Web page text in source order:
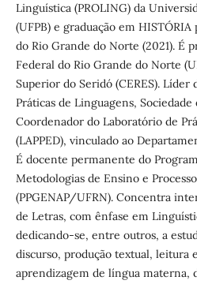
Linguística (PROLING) da
(UFPB) e graduação em
do Rio Grande do Norte (2021). É
Federal do Rio Grande do Norte
Superior do Seridó (CERES). Líder
Práticas de Linguagens, Sociedade
Coordenador do Laboratório de
(LAPPED), vinculado ao
É docente permanente do
Metodologias de Ensino e
(PPGENAP/UFRN). Concentra
de Letras, com ênfase em
dedicando-se, entre outros, a
discurso, produção textual, leitura
aprendizagem de língua materna,